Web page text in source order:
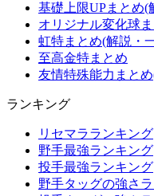
基礎上限UPまとめ(
オリジナル変化球
虹特まとめ(解説・
至高金特まとめ
友情特殊能力まと
ランキング
リセマラランキング
野手最強ランキング
投手最強ランキング
野手タッグの強さ